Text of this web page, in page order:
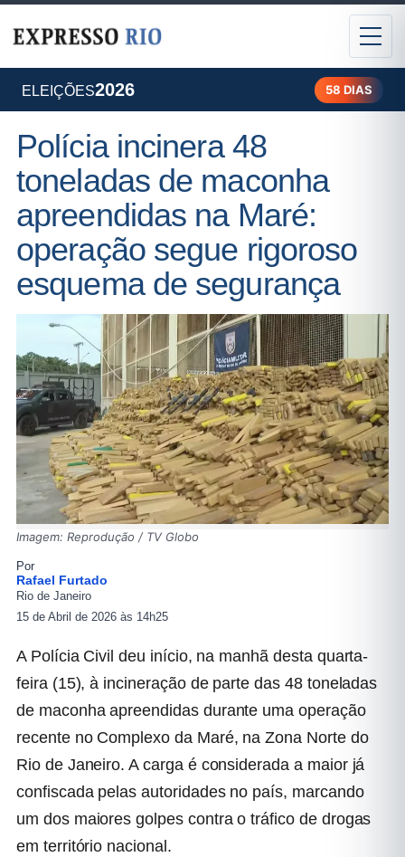
ELEIÇÕES2026 58 DIAS
Polícia incinera 48
toneladas de maconha
apreendidas na Maré:
operação segue rigoroso
esquema de segurança
Imagem: Reprodução / TV Globo
Por
Rafael Furtado
Rio de Janeiro
15 de Abril de 2026 às 14h25
A Polícia Civil deu início, na manhã desta quarta-
feira (15), à incineração de parte das 48 toneladas
de maconha apreendidas durante uma operação
recente no Complexo da Maré, na Zona Norte do
Rio de Janeiro. A carga é considerada a maior já
confiscada pelas autoridades no país, marcando
um dos maiores golpes contra o tráfico de drogas
em território nacional.